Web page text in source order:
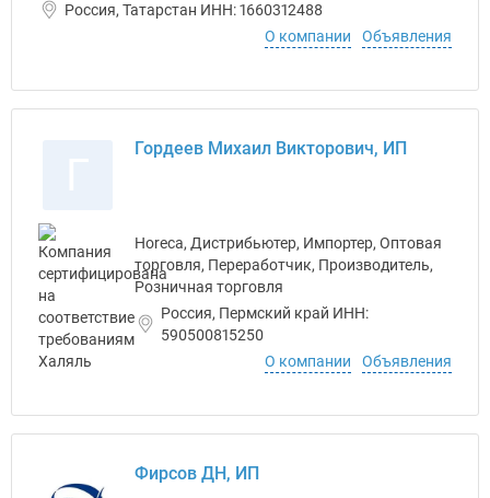
Россия, Татарстан ИНН: 1660312488
О компании
Объявления
Гордеев Михаил Викторович, ИП
Horeca, Дистрибьютер, Импортер, Оптовая
торговля, Переработчик, Производитель,
Розничная торговля
Россия, Пермский край ИНН:
590500815250
О компании
Объявления
Фирсов ДН, ИП